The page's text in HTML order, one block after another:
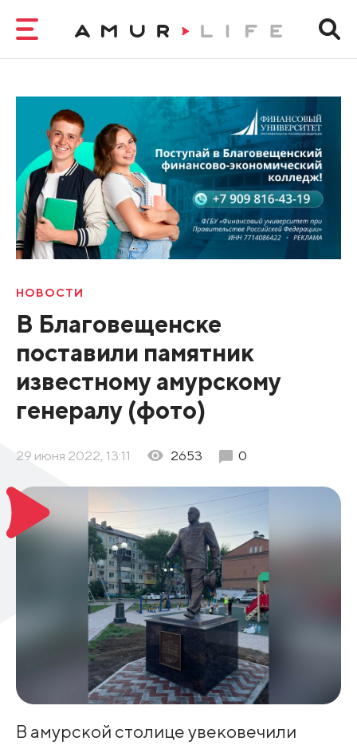
НОВОСТИ
В Благовещенске
поставили памятник
известному амурскому
генералу (фото)
29 июня 2022, 13:11 2653 0
В амурской столице увековечили